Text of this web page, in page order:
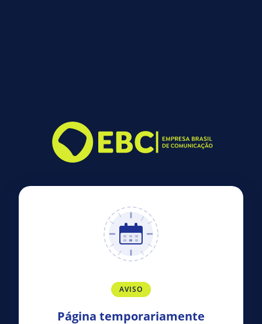
AVISO
Página temporariamente